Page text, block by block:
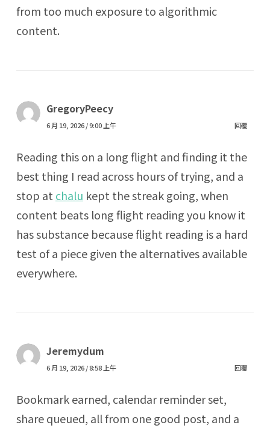
from too much exposure to algorithmic
content.
GregoryPeecy
6 月 19, 2026 / 9:00 上午 回覆
Reading this on a long flight and finding it the
best thing I read across hours of trying, and a
stop at chalu kept the streak going, when
content beats long flight reading you know it
has substance because flight reading is a hard
test of a piece given the alternatives available
everywhere.
Jeremydum
6 月 19, 2026 / 8:58 上午 回覆
Bookmark earned, calendar reminder set,
share queued, all from one good post, and a